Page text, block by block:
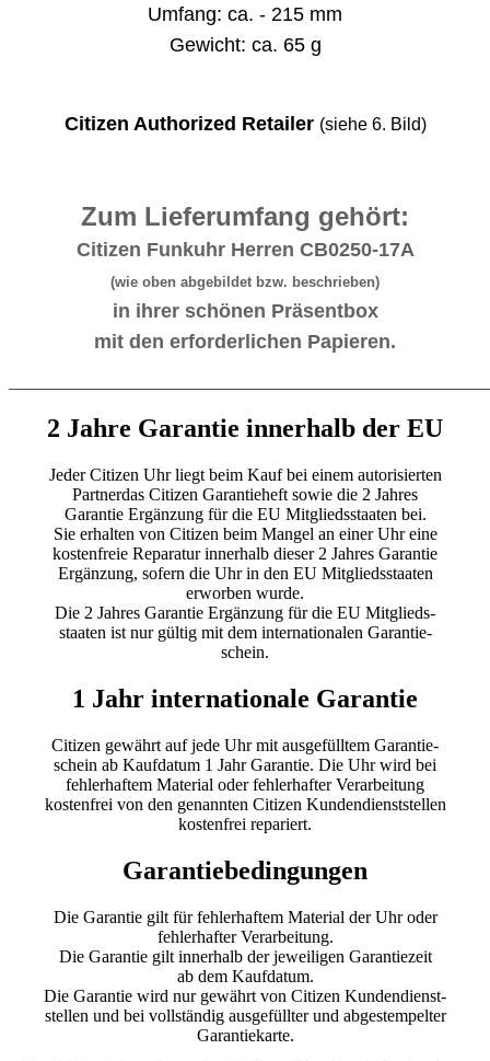
Umfang: ca. - 215 mm
Gewicht: ca. 65 g
Citizen Authorized Retailer (siehe 6. Bild)
Zum Lieferumfang gehört:
Citizen Funkuhr Herren CB0250-17A
(wie oben abgebildet bzw. beschrieben)
in ihrer schönen Präsentbox
mit den erforderlichen Papieren.
2 Jahre Garantie innerhalb der EU
Jeder Citizen Uhr liegt beim Kauf bei einem autorisierten
Partnerdas Citizen Garantieheft sowie die 2 Jahres
Garantie Ergänzung für die EU Mitgliedsstaaten bei.
Sie erhalten von Citizen beim Mangel an einer Uhr eine
kostenfreie Reparatur innerhalb dieser 2 Jahres Garantie
Ergänzung, sofern die Uhr in den EU Mitgliedsstaaten
erworben wurde.
Die 2 Jahres Garantie Ergänzung für die EU Mitglieds-
staaten ist nur gültig mit dem internationalen Garantie-
schein.
1 Jahr internationale Garantie
Citizen gewährt auf jede Uhr mit ausgefülltem Garantie-
schein ab Kaufdatum 1 Jahr Garantie. Die Uhr wird bei
fehlerhaftem Material oder fehlerhafter Verarbeitung
kostenfrei von den genannten Citizen Kundendienststellen
kostenfrei repariert.
Garantiebedingungen
Die Garantie gilt für fehlerhaftem Material der Uhr oder
fehlerhafter Verarbeitung.
Die Garantie gilt innerhalb der jeweiligen Garantiezeit
ab dem Kaufdatum.
Die Garantie wird nur gewährt von Citizen Kundendienst-
stellen und bei vollständig ausgefüllter und abgestempelter
Garantiekarte.